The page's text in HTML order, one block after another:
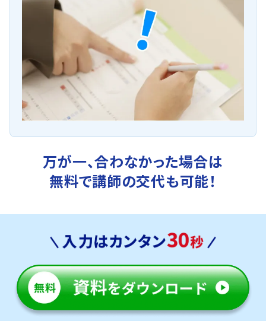
万が一、合わなかった場合は
無料で講師の交代も可能！